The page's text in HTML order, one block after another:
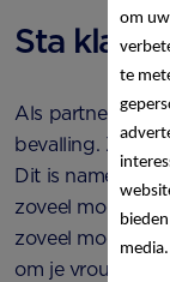
Sta klaar
Als partner
bevalling. Zorg
Dit is namelijk
zoveel mogelijk
zoveel mogelijk
om je vrouw of
om
te
media.